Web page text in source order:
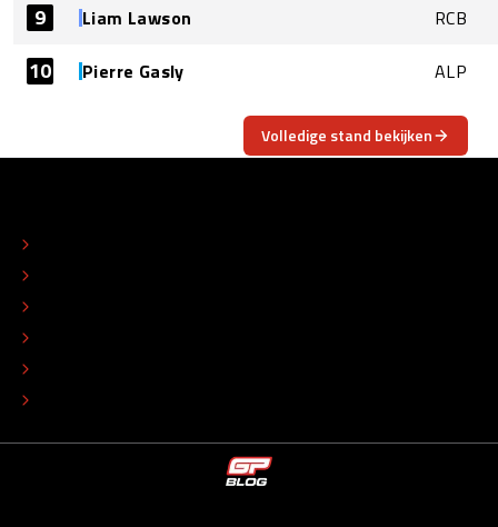
9 Liam Lawson RCB
10 Pierre Gasly ALP
Volledige stand bekijken